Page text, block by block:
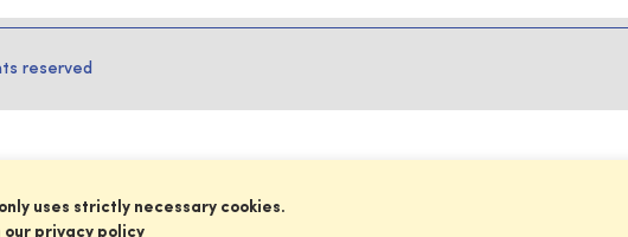
reserved
uses strictly necessary cookies.
our privacy policy